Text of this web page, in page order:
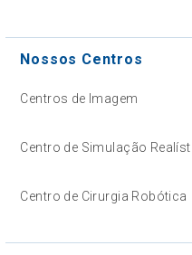
Nossos Centros
Centros de Imagem
Centro de Simulação
Centro de Cirurgia Robótica